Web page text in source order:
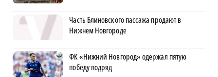
Часть Блиновского пассажа продают в
Нижнем Новгороде
ФК «Нижний Новгород» одержал пятую
победу подряд